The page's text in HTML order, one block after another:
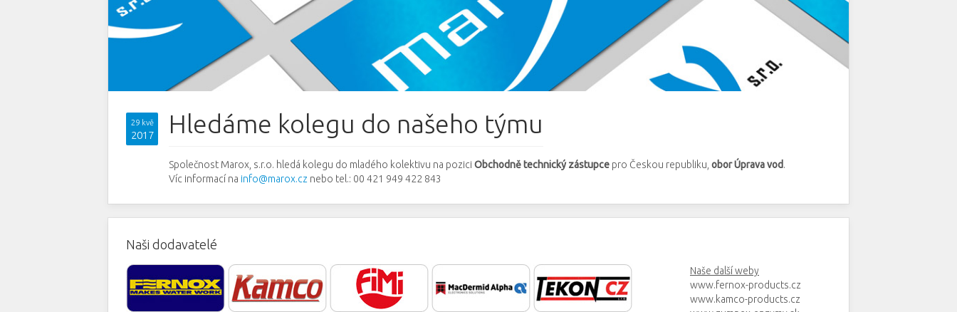
29 kvě
2017 Hledáme kolegu do našeho týmu
Společnost Marox, s.r.o. hledá kolegu do mladého kolektivu na pozici Obchodně technický zástupce pro Českou republiku, obor Úprava vod.
Víc informací na info@marox.cz nebo tel.: 00 421 949 422 843
Naši dodavatelé
Naše další weby
www.fernox-products.cz
www.kamco-products.cz